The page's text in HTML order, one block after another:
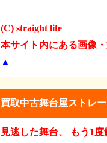
(C) straight life
本サイト内にある画像
▲
買取中古舞台屋ストレ
見逃した舞台、 もう1